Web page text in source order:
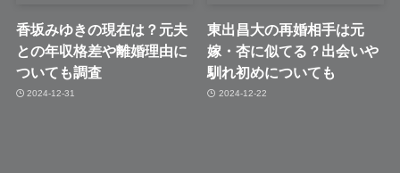
香坂みゆきの現在は？元夫
との年収格差や離婚理由に
ついても調査
2024-12-31
東出昌大の再婚相手は元
嫁・杏に似てる？出会いや
馴れ初めについても
2024-12-22